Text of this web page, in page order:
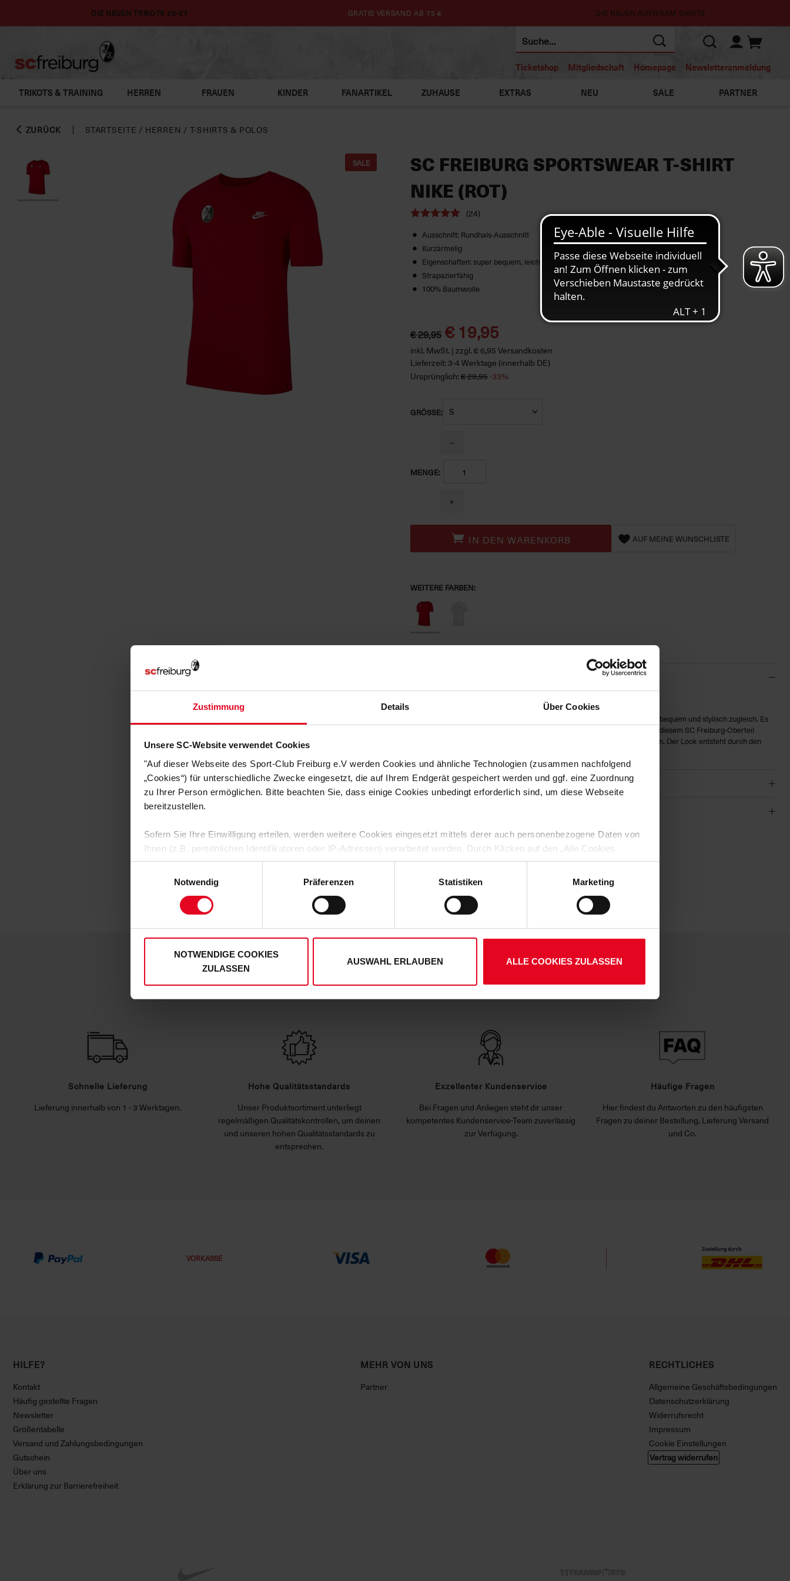
Zustimmung Details Über Cookies
Unsere SC-Website verwendet Cookies
"Auf dieser Webseite des Sport-Club Freiburg e.V werden Cookies und ähnliche Technologien (zusammen nachfolgend
„Cookies“) für unterschiedliche Zwecke eingesetzt, die auf Ihrem Endgerät gespeichert werden und ggf. eine Zuordnung
zu Ihrer Person ermöglichen. Bitte beachten Sie, dass einige Cookies unbedingt erforderlich sind, um diese Webseite
bereitzustellen.
Sofern Sie Ihre Einwilligung erteilen, werden weitere Cookies eingesetzt mittels derer auch personenbezogene Daten von
Ihnen (z.B. persönlichen Identifikatoren oder IP-Adressen) verarbeitet werden. Durch Klicken auf den „Alle Cookies
zulassen“-Button stimmen Sie der Speicherung aller aufgeführten Cookies und der entsprechenden Verarbeitung Ihrer
personenbezogenen Daten für die unten jeweils angegebene Zwecke gem. § 25 Abs. 1 TDDDG, Art. 6 Abs. 1 lit. a DSGVO
Soweit Sie „Notwendige Cookies“ auswählen, werden nur unbedingt erforderliche Cookies eingesetzt. Ihre etwaig erteilten
Notwendig
Präferenzen Statistiken Marketing
NOTWENDIGE COOKIES
ZULASSEN
AUSWAHL ERLAUBEN ALLE COOKIES ZULASSEN
DIE NEUEN TRIKOTS 26-27 GRATIS VERSAND AB 75 € DIE NEUEN AUFWÄRM SHIRTS
Ticketshop Mitgliedschaft Homepage Newsletteranmeldung
TRIKOTS & TRAINING HERREN FRAUEN KINDER FANARTIKEL ZUHAUSE EXTRAS NEU SALE PARTNER
ZURÜCK STARTSEITE / HERREN / T-SHIRTS & POLOS
SALE
SC FREIBURG SPORTSWEAR T-SHIRT
NIKE (ROT)
(24)
Ausschnitt: Rundhals-Ausschnitt
Kurzärmelig
Eigenschaften: super bequem, leicht
Strapazierfähig
100% Baumwolle
€ 29,95 € 19,95
inkl. MwSt. | zzgl. € 6,95 Versandkosten
Lieferzeit: 3-4 Werktage (innerhalb DE)
Ursprünglich:€ 29,95-33%
GRÖSSE:
MENGE:
−
+
IN DEN WARENKORB AUF MEINE WUNSCHLISTE
WEITERE FARBEN:
ist schlicht und ellegant, super bequem und stylisch zugleich. Es
zeigt allen, welcher dein Lieblingsverein ist. Zeige deine Begeisterung – mit diesem SC Freiburg-Oberteil
erweiterst du deine Fan-Kollektion um ein Kleidungsstück im Original-Design. Der Look entsteht durch den
HERSTELLERANGABEN
Artikelnummer: 23NAR4997-657
DEINE VORTEILE IN UNSEREM SHOP
Schnelle Lieferung
Lieferung innerhalb von 1 - 3 Werktagen.
Hohe Qualitätsstandards
Unser Produktsortiment unterliegt
regelmäßigen Qualitätskontrollen, um deinen
und unseren hohen Qualitätsstandards zu
entsprechen.
Exzellenter Kundenservice
Bei Fragen und Anliegen steht dir unser
kompetentes Kundenservice-Team zuverlässig
zur Verfügung.
Häufige Fragen
Hier findest du Antworten zu den häufigsten
Fragen zu deiner Bestellung, Lieferung Versand
und Co.
VORKASSE
HILFE?
Kontakt
Häufig gestellte Fragen
Newsletter
Größentabelle
Versand und Zahlungsbedingungen
Gutschein
Über uns
Erklärung zur Barrierefreiheit
MEHR VON UNS
Partner
RECHTLICHES
Allgemeine Geschäftsbedingungen
Datenschutzerklärung
Widerrufsrecht
Impressum
Cookie Einstellungen
Vertrag widerrufen